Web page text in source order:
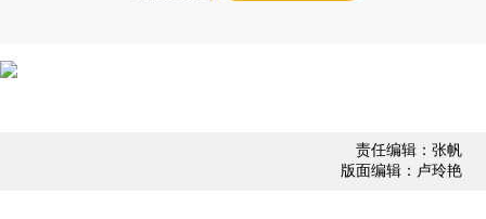
责任编辑：张帆
版面编辑：卢玲艳